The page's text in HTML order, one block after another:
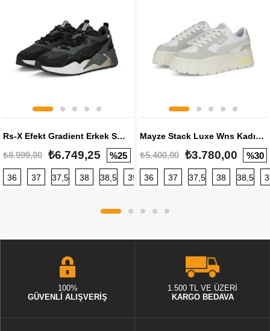
Rs-X Efekt Gradient Erkek Sneaker
₺8.999,00 ₺6.749,25 %25
36 37 37,5 38 38,5 39 40 40,5 41 42 42,5
Mayze Stack Luxe Wns Kadın Sneaker
₺5.400,00 ₺3.780,00 %30
36 37 37,5 38 38,5
100%
GÜVENLİ ALIŞVERİŞ
1.500 TL VE ÜZERİ
KARGO BEDAVA